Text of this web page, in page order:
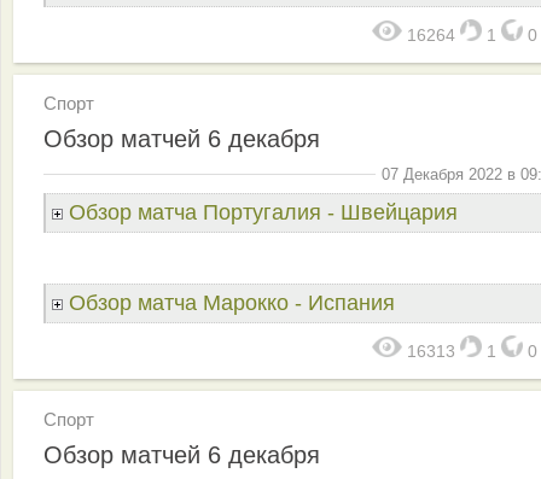
16264 1 0
Спорт
Обзор матчей 6 декабря
07 Декабря 2022 в
Обзор матча Португалия - Швейцария
Обзор матча Марокко - Испания
16313 1 0
Спорт
Обзор матчей 6 декабря